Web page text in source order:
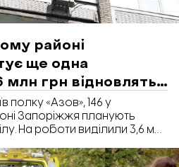
районі
ще одна
млн грн відновлять
полку «Азов», 146 у
Запоріжжя планують
На роботи виділили 3,6 млн